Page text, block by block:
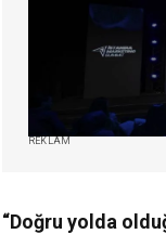
REKLAM
“Doğru yolda